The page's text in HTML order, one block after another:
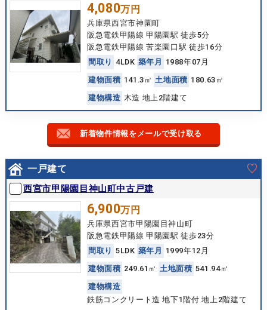
4,080万円
兵庫県西宮市神園町
阪急電鉄甲陽線 甲陽園駅 徒歩5分
阪急電鉄甲陽線 苦楽園口駅 徒歩16分
間 取 り 4LDK 築年 月
1988年07月
建物面積 141.3㎡ 土地面積 180.63㎡
建物構造 木造 地上2階建て
新着物件情報をメールで受け取る
一戸建て
西宮市甲陽園目神山町中古戸建
6,900万円
兵庫県西宮市甲陽園目神山町
阪急電鉄甲陽線 甲陽園駅 徒歩23分
間 取 り 5LDK 築年 月
1999年12月
建物面積 249.61㎡ 土地面積 541.94㎡
建物構造
鉄筋コンクリート造 地下1階付 地上2階建て